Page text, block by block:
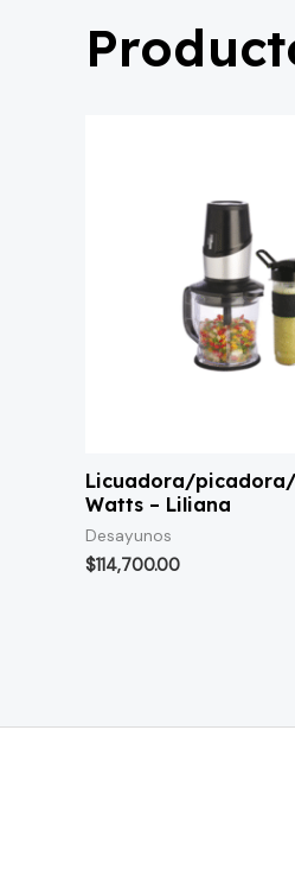
Licuadora/
Watts – Liliana
Desayunos
$114,700.00